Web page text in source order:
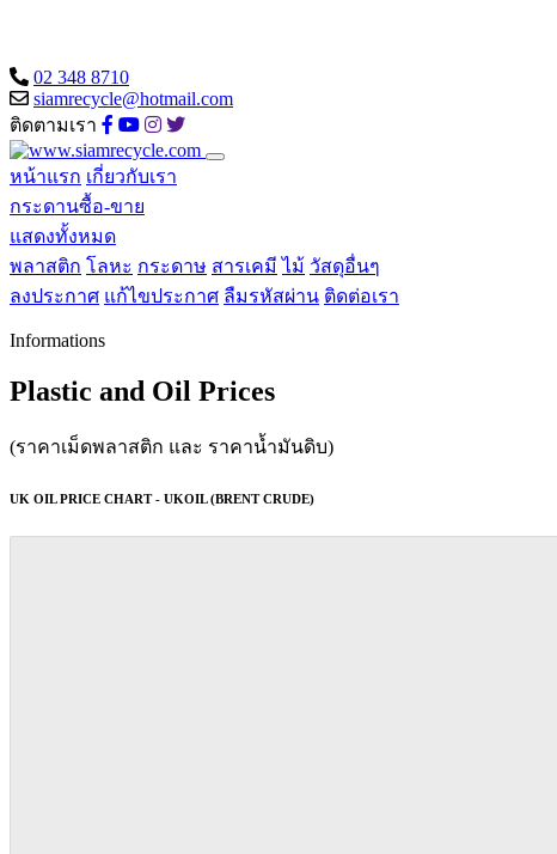
02 348 8710
siamrecycle@hotmail.com
ติดตามเรา
หน้าแรก เกี่ยวกับเรา
กระดานซื้อ-ขาย
แสดงทั้งหมด
พลาสติก โลหะ กระดาษ สารเคมี ไม้ วัสดุอื่นๆ
ลงประกาศ แก้ไขประกาศ ลืมรหัสผ่าน ติดต่อเรา
Informations
Plastic and Oil Prices
(ราคาเม็ดพลาสติก และ ราคาน้ำมันดิบ)
UK OIL PRICE CHART - UKOIL (BRENT CRUDE)